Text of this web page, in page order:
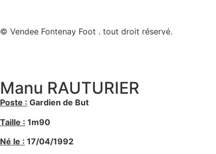
© Vendee Fontenay Foot . tout droit réservé.
Manu RAUTURIER
Poste : Gardien de But
Taille : 1m90
Né le : 17/04/1992